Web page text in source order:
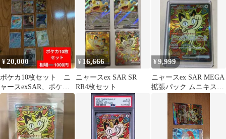
¥20,000
ポケカ10枚セット ニ
ャースexSAR、ポケパ
ッドSR…など
¥ 16,666
ニャースex SAR SR
RR4枚セット
¥9,999
ニャースex SAR MEGA
拡張パック ムニキスゼ